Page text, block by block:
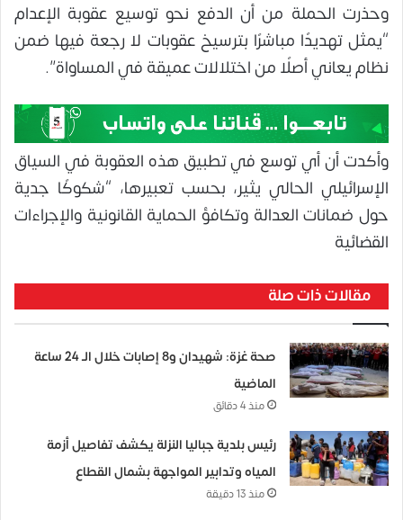
وحذرت الحملة من أن الدفع نحو توسيع عقوبة الإعدام
“يمثل تهديدًا مباشرًا بترسيخ عقوبات لا رجعة فيها ضمن
نظام يعاني أصلًا من اختلالات عميقة في المساواة”.
وأكدت أن أي توسع في تطبيق هذه العقوبة في السياق
الإسرائيلي الحالي يثير، بحسب تعبيرها، “شكوكًا جدية
حول ضمانات العدالة وتكافؤ الحماية القانونية والإجراءات
القضائية
مقالات ذات صلة
صحة غزة: شهيدان و8 إصابات خلال الـ 24 ساعة
الماضية
منذ 4 دقائق
رئيس بلدية جباليا النزلة يكشف تفاصيل أزمة
المياه وتدابير المواجهة بشمال القطاع
منذ 13 دقيقة